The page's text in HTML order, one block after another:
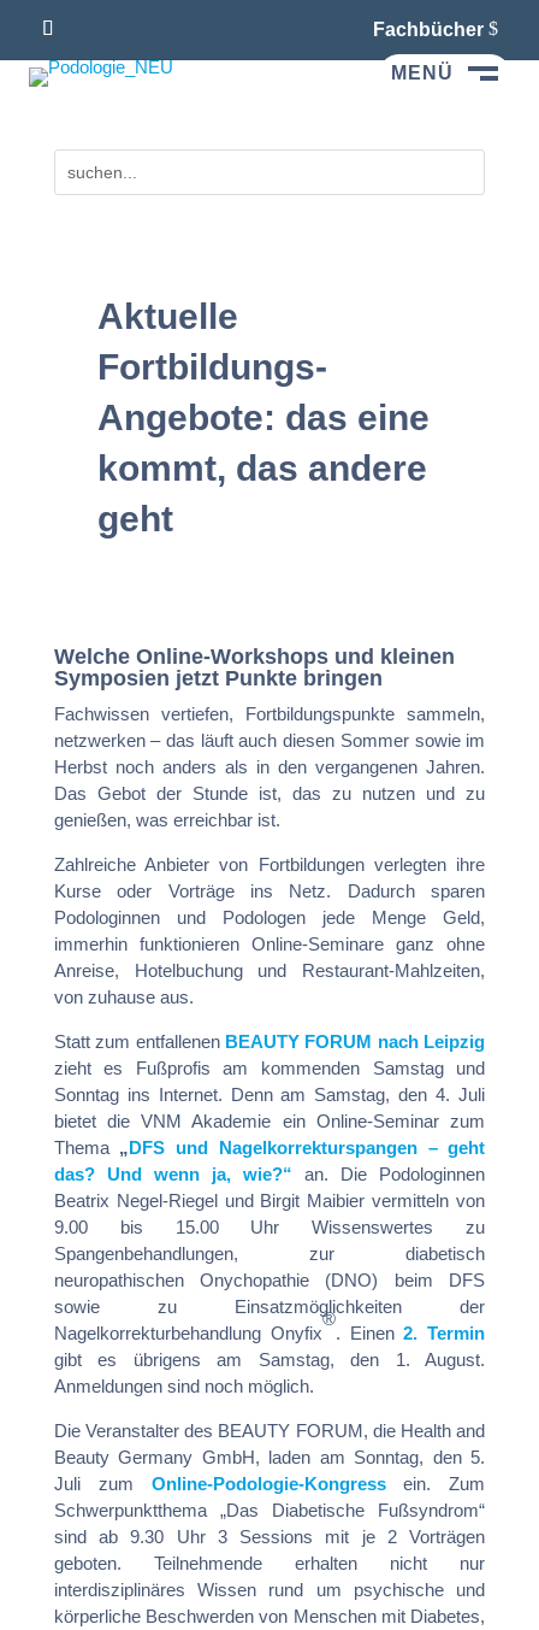
Fachbücher
MENÜ
Aktuelle
Fortbildungs-
Angebote: das eine
kommt, das andere
geht
Welche Online-Workshops und kleinen
Symposien jetzt Punkte bringen
Fachwissen vertiefen, Fortbildungspunkte sammeln,
netzwerken – das läuft auch diesen Sommer sowie im
Herbst noch anders als in den vergangenen Jahren.
Das Gebot der Stunde ist, das zu nutzen und zu
genießen, was erreichbar ist.
Zahlreiche Anbieter von Fortbildungen verlegten ihre
Kurse oder Vorträge ins Netz. Dadurch sparen
Podologinnen und Podologen jede Menge Geld,
immerhin funktionieren Online-Seminare ganz ohne
Anreise, Hotelbuchung und Restaurant-Mahlzeiten,
von zuhause aus.
Statt zum entfallenen BEAUTY FORUM nach Leipzig
zieht es Fußprofis am kommenden Samstag und
Sonntag ins Internet. Denn am Samstag, den 4. Juli
bietet die VNM Akademie ein Online-Seminar zum
Thema„DFS und Nagelkorrekturspangen – geht
das? Und wenn ja, wie?“
an. Die Podologinnen
Beatrix Negel-Riegel und Birgit Maibier vermitteln von
9.00 bis 15.00 Uhr Wissenswertes zu
Spangenbehandlungen, zur diabetisch
neuropathischen Onychopathie (DNO) beim DFS
sowie zu Einsatzmöglichkeiten der
Nagelkorrekturbehandlung Onyfix
®
. Einen2. Termin
gibt es übrigens am Samstag, den 1. August.
Anmeldungen sind noch möglich.
Die Veranstalter des BEAUTY FORUM, die Health and
Beauty Germany GmbH, laden am Sonntag, den 5.
Juli zum Online-Podologie-Kongressein. Zum
Schwerpunktthema „Das Diabetische Fußsyndrom“
sind ab 9.30 Uhr 3 Sessions mit je 2 Vorträgen
geboten. Teilnehmende erhalten nicht nur
interdisziplinäres Wissen rund um psychische und
körperliche Beschwerden von Menschen mit Diabetes,